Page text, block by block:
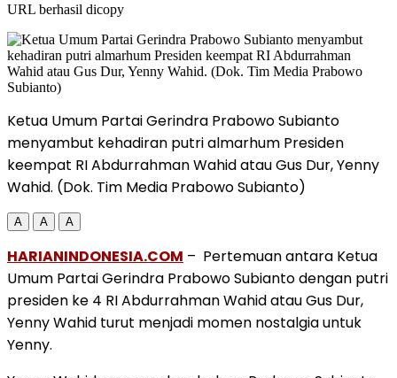
URL berhasil dicopy
Ketua Umum Partai Gerindra Prabowo Subianto
menyambut kehadiran putri almarhum Presiden
keempat RI Abdurrahman Wahid atau Gus Dur, Yenny
Wahid. (Dok. Tim Media Prabowo Subianto)
A A A
HARIANINDONESIA.COM – Pertemuan antara Ketua
Umum Partai Gerindra Prabowo Subianto dengan putri
presiden ke 4 RI Abdurrahman Wahid atau Gus Dur,
Yenny Wahid turut menjadi momen nostalgia untuk
Yenny.